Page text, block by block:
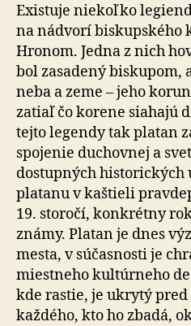
Existuje niekoľko
na nádvorí biskupského
Hronom. Jedna z nich
bol zasadený biskupom,
neba a zeme – jeho
zatiaľ čo korene siahajú
tejto legendy tak platan
spojenie duchovnej a
dostupných historických
platanu v kaštieli
19. storočí, konkrétny
známy. Platan je dnes
mesta, v súčasnosti je
miestneho kultúrneho
kde rastie, je ukrytý
každého, kto ho zbadá,